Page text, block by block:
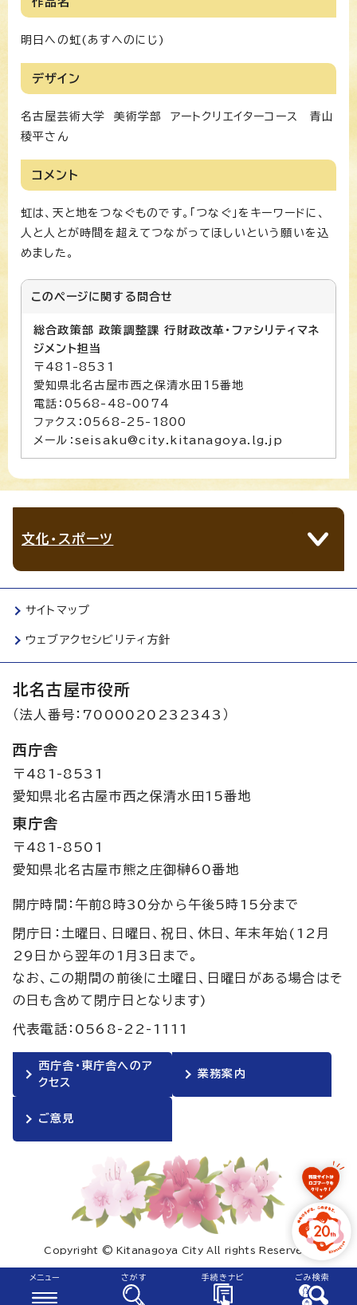
明日への虹(あすへのにじ)
デザイン
名古屋芸術大学 美術学部 アートクリエイターコース 青山
稜平さん
コメント
虹は、天と地をつなぐものです。「つなぐ」をキーワードに、
人と人とが時間を超えてつながってほしいという願いを込
めました。
このページに関する 問合せ
総合政策部 政策調整課 行財政改革・ファシリティマネ
ジメント担当
〒481-8531
愛知県北名古屋市西之保清水田15番地
電話：0568-48-0074
ファクス：0568-25-1800
メール：seisaku@city.kitanagoya.lg.jp
文化・スポーツ
メニュー さがす 手続きナビ ごみ検索
サイトマップ
ウェブアクセシビリティ方針
北名古屋市役所
（法人番号：7000020232343）
西庁舎
〒481-8531
愛知県北名古屋市西之保清水田15番地
東庁舎
〒481-8501
愛知県北名古屋市熊之庄御榊60番地
開庁時間：午前8時30分から午後5時15分まで
閉庁日：土曜日、日曜日、祝日、休日、年末年始(12月
29日から翌年の1月3日まで。
なお、この期間の前後に土曜日、日曜日がある場合はそ
の日も含めて閉庁日となります)
代表電話：0568-22-1111
西庁舎・東庁舎へのア
クセス
業務案内
ご意見
Copyright © Kitanagoya City All rights Reserved.